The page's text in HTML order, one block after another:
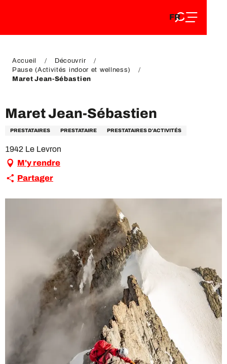
DE
FR
EN
Accueil
Découvrir
Pause (Activités indoor et wellness)
Maret Jean-Sébastien
Maret Jean-Sébastien
PRESTATAIRES PRESTATAIRE PRESTATAIRES D'ACTIVITÉS
1942 Le Levron
M'y rendre
Partager